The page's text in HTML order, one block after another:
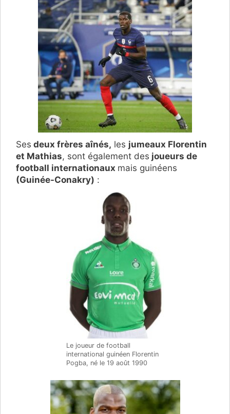
Ses deux frères aînés, les jumeaux Florentin
et Mathias, sont également des joueurs de
football internationaux mais guinéens
(Guinée-Conakry) :
Le joueur de football
international guinéen Florentin
Pogba, né le 19 août 1990